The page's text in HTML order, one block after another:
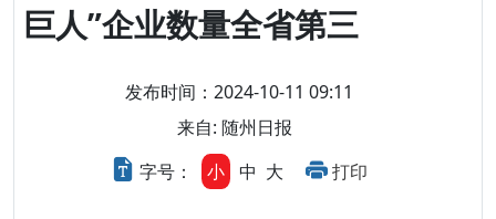
巨人”企业数量全省第三
发布时间：2024-10-11 09:11
来自: 随州日报
字号：
小 中 大 打印